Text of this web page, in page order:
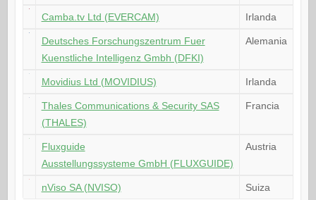
Camba.tv Ltd (EVERCAM) Irlanda
Deutsches Forschungszentrum Fuer
Kuenstliche Intelligenz Gmbh (DFKI)
Alemania
Movidius Ltd (MOVIDIUS) Irlanda
Thales Communications & Security SAS
(THALES)
Francia
Fluxguide
Ausstellungssysteme GmbH (FLUXGUIDE)
Austria
nViso SA (NVISO) Suiza